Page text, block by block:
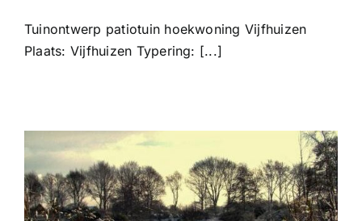
Tuinontwerp patiotuin hoekwoning Vijfhuizen
Plaats: Vijfhuizen Typering: [...]